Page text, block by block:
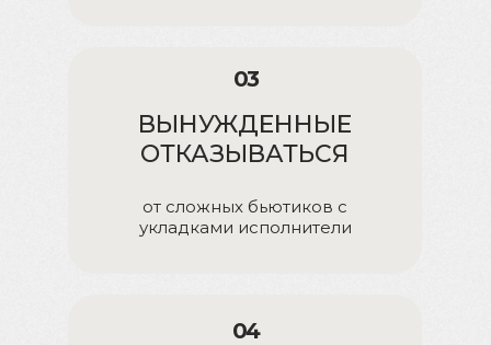
от сложных бьютиков с
укладками исполнители
ВЫНУЖДЕННЫЕ
ОТКАЗЫВАТЬСЯ
03
04